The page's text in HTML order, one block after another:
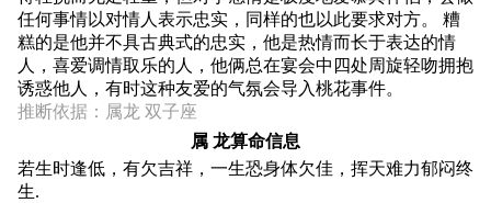
任何事情以对情人表示忠实，同样的也以此要求对方。 糟
糕的是他并不具古典式的忠实，他是热情而长于表达的情
人，喜爱调情取乐的人，他俩总在宴会中四处周旋轻吻拥抱
诱惑他人，有时这种友爱的气氛会导入桃花事件。
推断依据：属龙 双子座
属 龙算命信息
若生时逢低，有欠吉祥，一生恐身体欠佳，挥天难力郁闷终
生.